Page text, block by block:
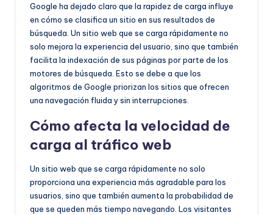
Google ha dejado claro que la rapidez de carga influye
en cómo se clasifica un sitio en sus resultados de
búsqueda. Un sitio web que se carga rápidamente no
solo mejora la experiencia del usuario, sino que también
facilita la indexación de sus páginas por parte de los
motores de búsqueda. Esto se debe a que los
algoritmos de Google priorizan los sitios que ofrecen
una navegación fluida y sin interrupciones.
Cómo afecta la velocidad de
carga al tráfico web
Un sitio web que se carga rápidamente no solo
proporciona una experiencia más agradable para los
usuarios, sino que también aumenta la probabilidad de
que se queden más tiempo navegando. Los visitantes